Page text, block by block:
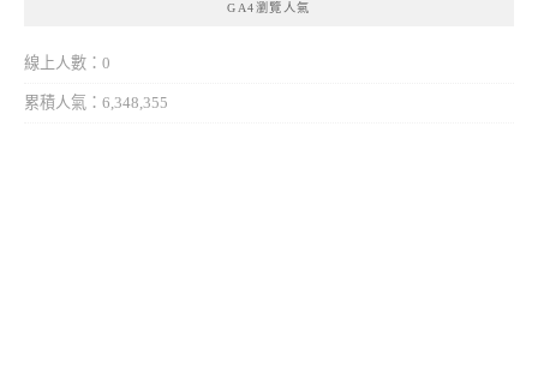
GA4瀏覽人氣
線上人數：0
累積人氣：6,348,355